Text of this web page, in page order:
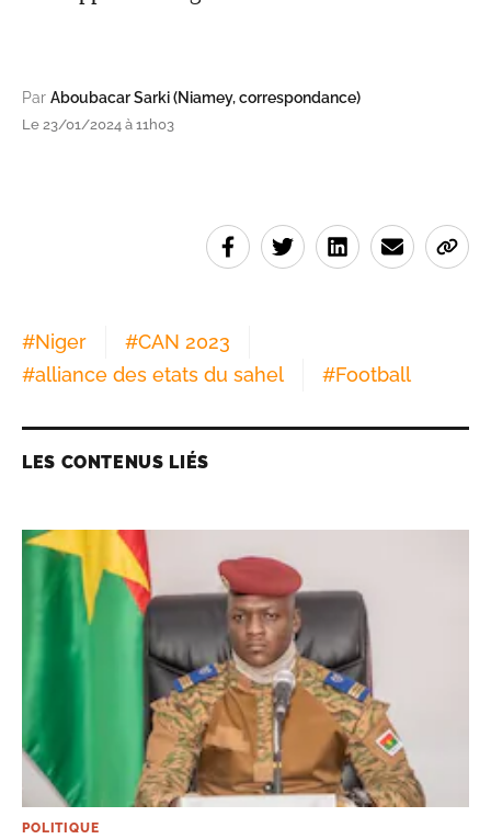
Par Aboubacar Sarki (Niamey, correspondance)
Le 23/01/2024 à 11h03
#Niger #CAN 2023
#alliance des etats du sahel #Football
LES CONTENUS LIÉS
POLITIQUE